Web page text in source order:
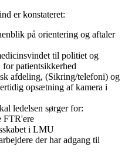
er konstateret:
på orientering og aftaler
til politiet og
for patientsikkerhed
afdeling, (Sikring/telefoni) og
opsætning af kamera i
ledelsen sørger for:
FTR'ere
i LMU
der har adgang til